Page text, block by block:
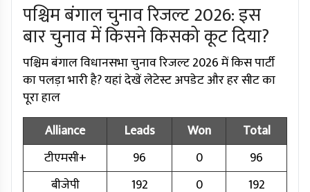
पश्चिम बंगाल चुनाव रिजल्ट 2026: इस
बार चुनाव में किसने किसको कूट दिया?
पश्चिम बंगाल विधानसभा चुनाव रिजल्ट 2026 में किस पार्टी
का पलड़ा भारी है? यहां देखें लेटेस्ट अपडेट और हर सीट का
पूरा हाल
Alliance
Leads Won
Total
टीएमसी+
96 0
96
बीजेपी
192 0
192